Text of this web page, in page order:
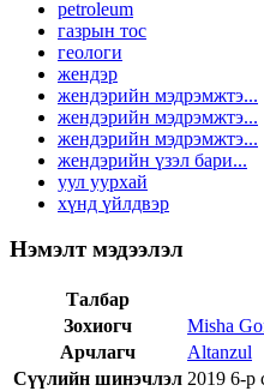
petroleum
газрын тос
геологи
жендэр
жендэрийн мэдрэмжтэ...
жендэрийн мэдрэмжтэ...
жендэрийн мэдрэмжтэ...
жендэрийн үзэл бари...
уул уурхай
хүнд үйлдвэр
Нэмэлт мэдээлэл
Талбар
Зохиогч
Misha
Арчлагч
Altanzul
Сүүлийн шинэчлэл 2019 6-р